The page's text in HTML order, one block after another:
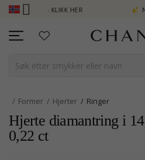
MER - KLIKK HER NEW
Former Hjerter Ringer
Hjerte diamantring i
0,22 ct